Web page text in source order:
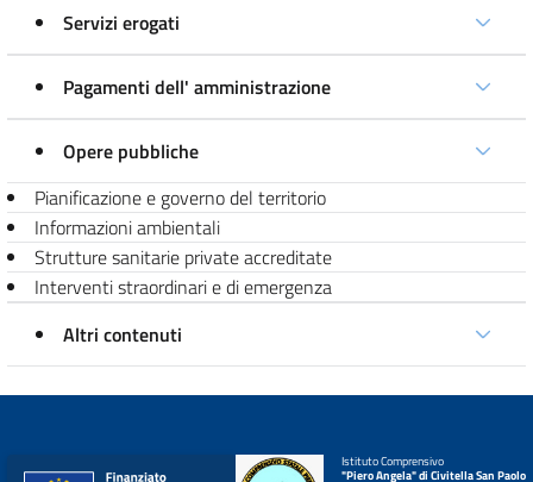
Servizi erogati
Pagamenti dell' amministrazione
Opere pubbliche
Pianificazione e governo del territorio
Informazioni ambientali
Strutture sanitarie private accreditate
Interventi straordinari e di emergenza
Altri contenuti
Istituto Comprensivo
"Piero Angela" di Civitella San Paolo